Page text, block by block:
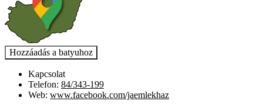
Kapcsolat
Telefon: 84/343-199
Web: www.facebook.com/jaemlekhaz